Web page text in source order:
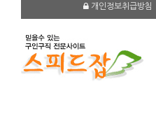
개인정보취급방침